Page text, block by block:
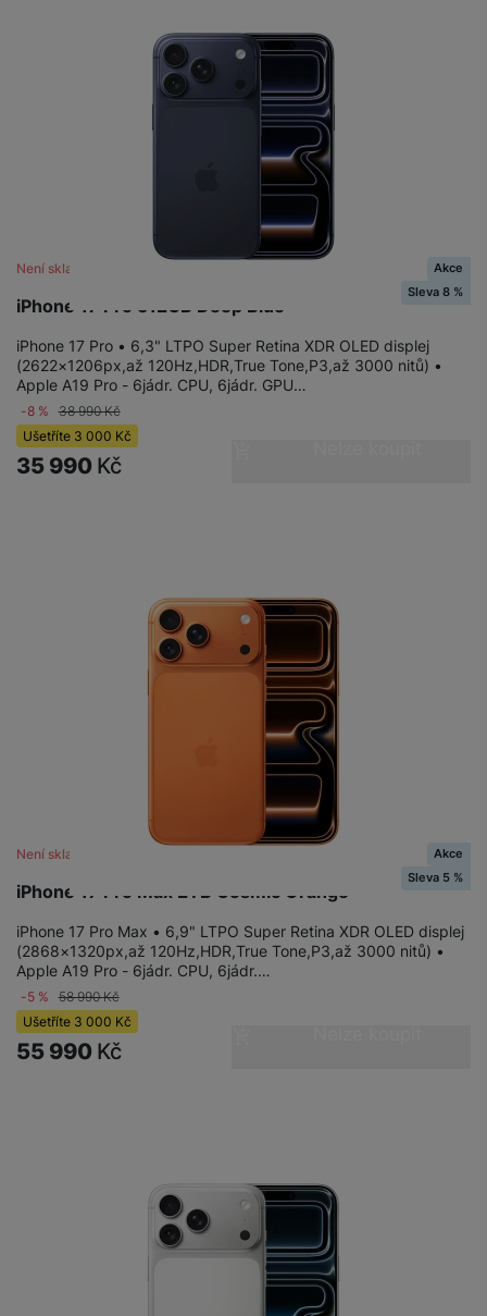
iPhone 17 Pro 512GB Deep Blue
Není skladem
Akce
Sleva 8 %
iPhone 17 Pro • 6,3" LTPO Super Retina XDR OLED displej
(2622×1206px,až 120Hz,HDR,True Tone,P3,až 3000 nitů) •
Apple A19 Pro - 6jádr. CPU, 6jádr. GPU…
-8 % 38 990Kč
Ušetříte 3 000 Kč
35 990 Kč
iPhone 17 Pro Max 2TB Cosmic Orange
Není skladem
Akce
Sleva 5 %
iPhone 17 Pro Max • 6,9" LTPO Super Retina XDR OLED displej
(2868×1320px,až 120Hz,HDR,True Tone,P3,až 3000 nitů) •
Apple A19 Pro - 6jádr. CPU, 6jádr.…
-5 % 58 990Kč
Ušetříte 3 000 Kč
55 990 Kč